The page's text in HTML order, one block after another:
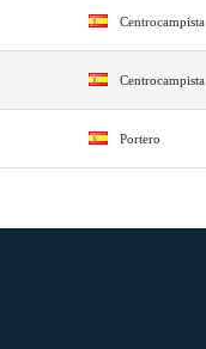
Centrocampista
Centrocampista
Portero